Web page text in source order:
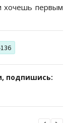
хочешь первым
подпишись: